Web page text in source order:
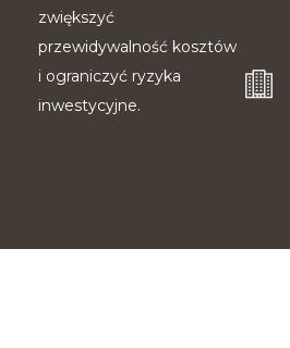
zwiększyć
przewidywalność kosztów
i ograniczyć ryzyka
inwestycyjne.